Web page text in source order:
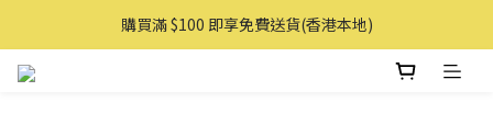
購買滿 $100 即享免費送貨(香港本地)
購買滿 $100 即享免費送貨(香港本地)